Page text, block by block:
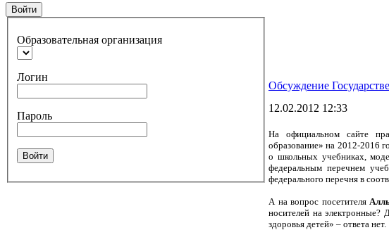
Войти
Образовательная организация
Логин
Пароль
Войти
Обсуждение
12.02.2012 12:33
На официальном сайте
образование» на 2012-2016
о школьных учебниках,
федеральным перечнем
федерального перечня в
А на вопрос посетителя
носителей на
здоровья детей» – ответа нет.